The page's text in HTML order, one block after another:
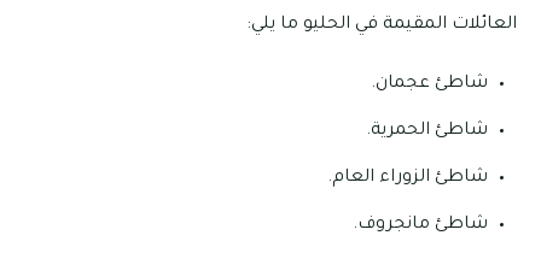
العائلات المقيمة في الحليو ما يلي:
شاطئ عجمان.
شاطئ الحمرية.
شاطئ الزوراء العام.
شاطئ مانجروف.